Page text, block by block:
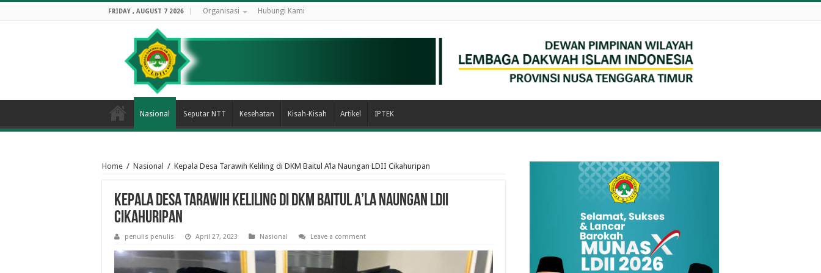
FRIDAY , AUGUST 7 2026 Organisasi Hubungi Kami
Nasional Seputar NTT Kesehatan Kisah-Kisah Artikel IPTEK
Home / Nasional / Kepala Desa Tarawih Keliling di DKM Baitul A’la Naungan LDII Cikahuripan
Kepala Desa Tarawih Keliling di DKM Baitul A’la Naungan LDII
Cikahuripan
penulis penulis April 27, 2023 Nasional Leave a comment